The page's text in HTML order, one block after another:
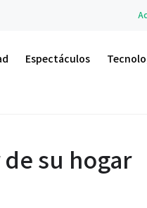
A.M. Un Nuevo
Espectáculos
su hogar